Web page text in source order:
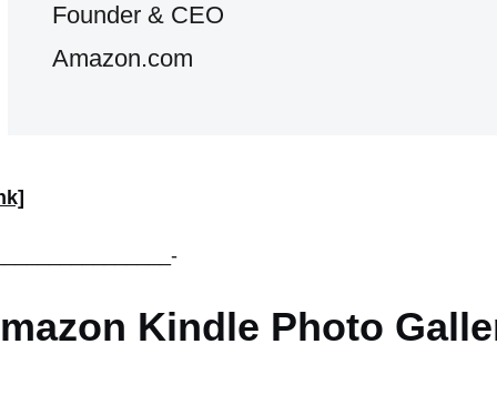
Founder & CEO
Amazon.com
Kindle Photo